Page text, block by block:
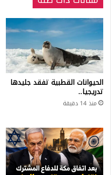
الحيوانات القطبية تفقد جليدها
تدريجيا..
منذ 14 دقيقة